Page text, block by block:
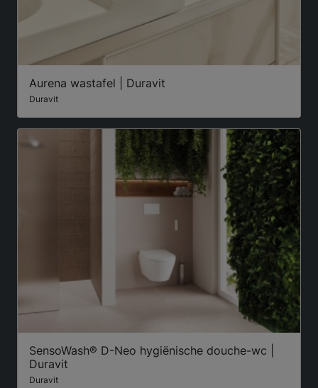
Aurena wastafel | Duravit
Duravit
SensoWash® D-Neo hygiënische douche-wc |
Duravit
Duravit